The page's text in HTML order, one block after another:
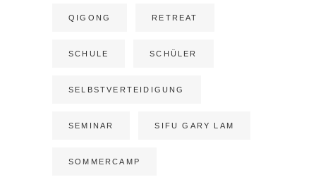
QIGONG RETREAT
SCHULE SCHÜLER
SELBSTVERTEIDIGUNG
SEMINAR SIFU GARY LAM
SOMMERCAMP